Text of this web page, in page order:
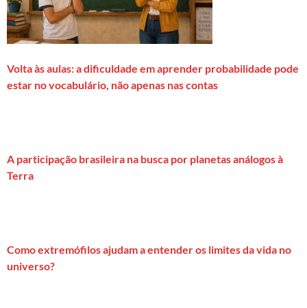
Volta às aulas: a dificuldade em aprender probabilidade pode
estar no vocabulário, não apenas nas contas
A participação brasileira na busca por planetas análogos à
Terra
Como extremófilos ajudam a entender os limites da vida no
universo?